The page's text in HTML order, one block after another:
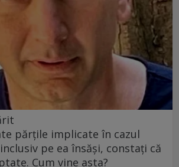
părțile implicate în cazul
pe ea însăși, constați că
Cum vine asta?